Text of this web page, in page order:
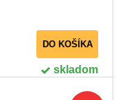
DO KOŠÍKA
skladom